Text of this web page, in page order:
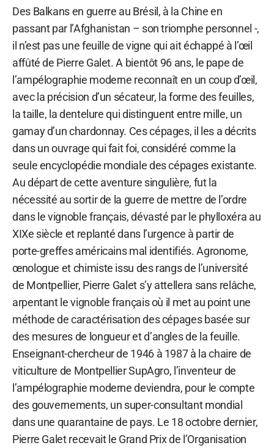
Des Balkans en guerre au Brésil, à la Chine en
passant par l’Afghanistan – son triomphe personnel -,
il n’est pas une feuille de vigne qui ait échappé à l’œil
affûté de Pierre Galet. A bientôt 96 ans, le pape de
l’ampélographie moderne reconnaît en un coup d’œil,
avec la précision d’un sécateur, la forme des feuilles,
la taille, la dentelure qui distinguent entre mille, un
gamay d’un chardonnay. Ces cépages, il les a décrits
dans un ouvrage qui fait foi, considéré comme la
seule encyclopédie mondiale des cépages existante.
Au départ de cette aventure singulière, fut la
nécessité au sortir de la guerre de mettre de l’ordre
dans le vignoble français, dévasté par le phylloxéra au
XIXe siècle et replanté dans l’urgence à partir de
porte-greffes américains mal identifiés. Agronome,
œnologue et chimiste issu des rangs de l’université
de Montpellier, Pierre Galet s’y attellera sans relâche,
arpentant le vignoble français où il met au point une
méthode de caractérisation des cépages basée sur
des mesures de longueur et d’angles de la feuille.
Enseignant-chercheur de 1946 à 1987 à la chaire de
viticulture de Montpellier SupAgro, l’inventeur de
l’ampélographie moderne deviendra, pour le compte
des gouvernements, un super-consultant mondial
dans une quarantaine de pays. Le 18 octobre dernier,
Pierre Galet recevait le Grand Prix de l’Organisation